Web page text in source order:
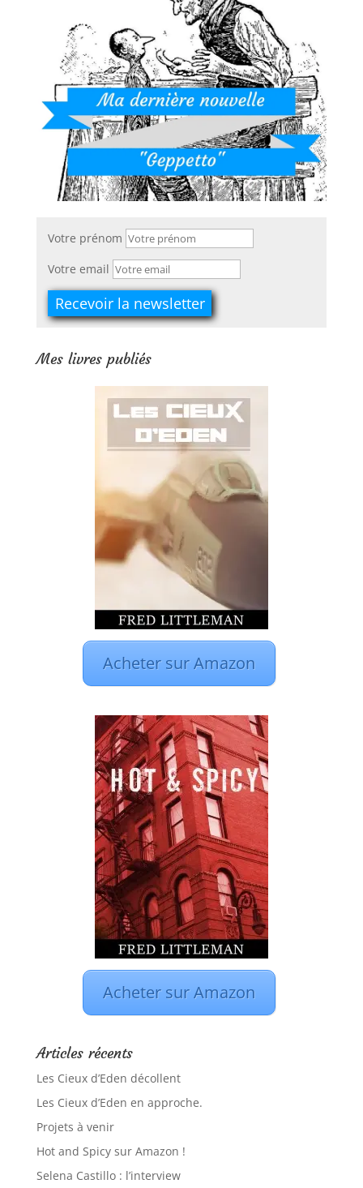
Votre prénom
Votre email
Mes livres publiés
Acheter sur Amazon
Acheter sur Amazon
Articles récents
Les Cieux d’Eden décollent
Les Cieux d’Eden en approche.
Projets à venir
Hot and Spicy sur Amazon !
Selena Castillo : l’interview